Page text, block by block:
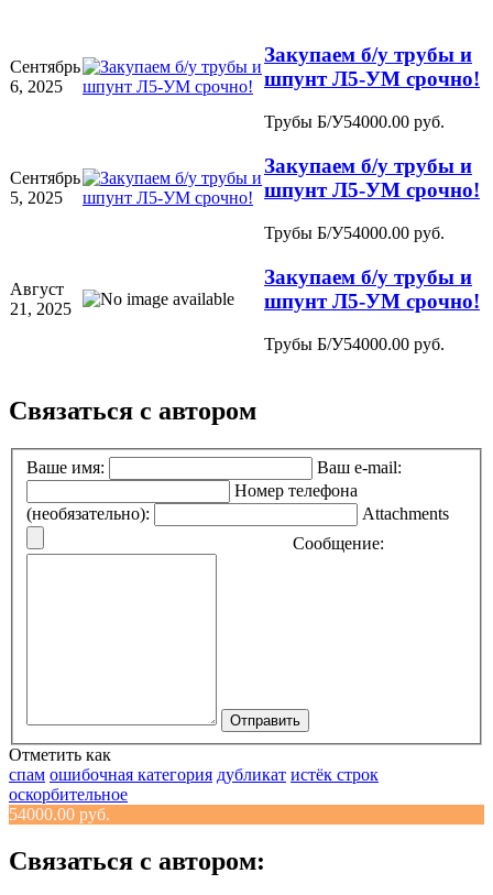
Сентябрь
6, 2025
Закупаем б/у трубы и
шпунт Л5-УМ срочно!
Трубы Б/У54000.00 руб.
Сентябрь
5, 2025
Закупаем б/у трубы и
шпунт Л5-УМ срочно!
Трубы Б/У54000.00 руб.
Август
21, 2025
Закупаем б/у трубы и
шпунт Л5-УМ срочно!
Трубы Б/У54000.00 руб.
Связаться с автором
Ваше имя:
Ваш e-mail:
Номер телефона
(необязательно):
Attachments
Сообщение:
Отправить
Отметить как
спам ошибочная категория дубликат истёк строк
оскорбительное
54000.00 руб.
Связаться с автором: